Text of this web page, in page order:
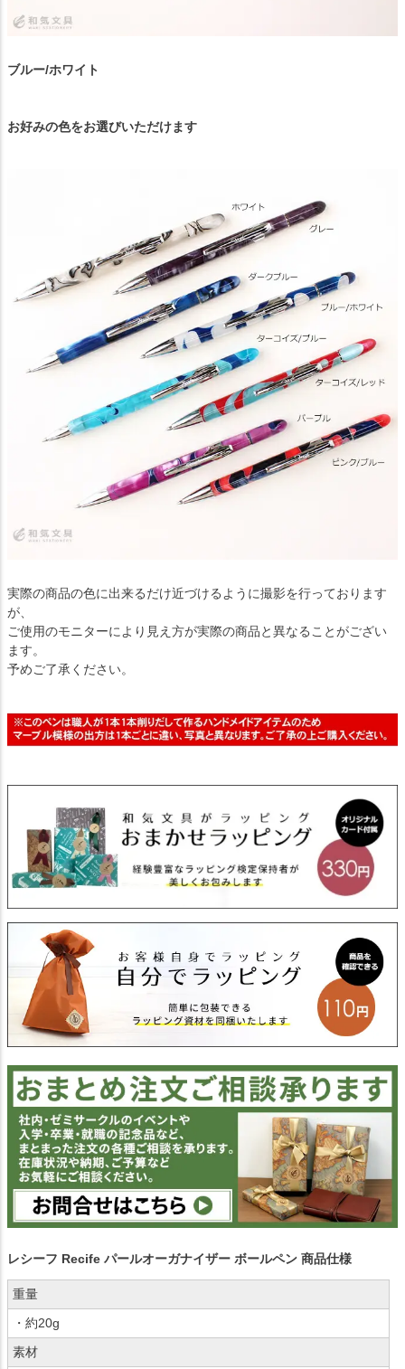
ブルー/ホワイト
お好みの色をお選びいただけます
実際の商品の色に出来るだけ近づけるように撮影を行っております
が、
ご使用のモニターにより見え方が実際の商品と異なることがござい
ます。
予めご了承ください。
レシーフ Recife パールオーガナイザー ボールペン 商品仕様
重量
・約20g
素材